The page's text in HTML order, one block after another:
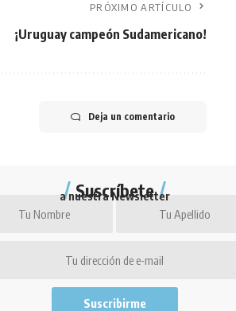
PRÓXIMO ARTÍCULO
¡Uruguay campeón Sudamericano!
Deja un comentario
Suscríbete
a nuestra Newsletter